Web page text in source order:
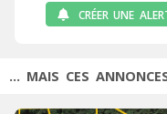
CRÉER UNE
... MAIS CES